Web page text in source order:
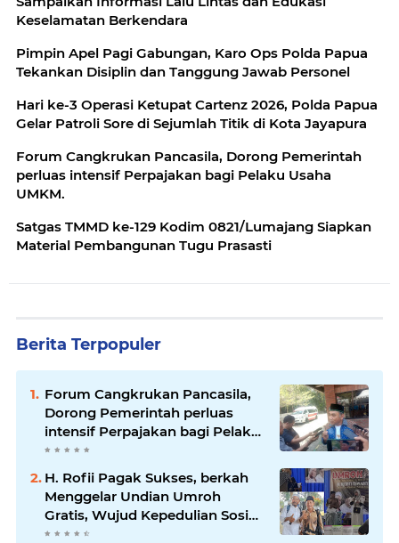
Keselamatan Berkendara
Pimpin Apel Pagi Gabungan, Karo Ops Polda Papua
Tekankan Disiplin dan Tanggung Jawab Personel
Hari ke-3 Operasi Ketupat Cartenz 2026, Polda Papua
Gelar Patroli Sore di Sejumlah Titik di Kota Jayapura
Forum Cangkrukan Pancasila, Dorong Pemerintah
perluas intensif Perpajakan bagi Pelaku Usaha
UMKM.
Satgas TMMD ke-129 Kodim 0821/Lumajang Siapkan
Material Pembangunan Tugu Prasasti
Berita Terpopuler
Forum Cangkrukan Pancasila,
Dorong Pemerintah perluas
intensif Perpajakan bagi Pelaku
Usaha UMKM.
H. Rofii Pagak Sukses, berkah
Menggelar Undian Umroh
Gratis, Wujud Kepedulian Sosial
berbagi.